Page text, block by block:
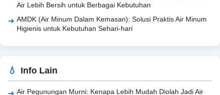
Air Lebih Bersih untuk Berbagai Kebutuhan
AMDK (Air Minum Dalam Kemasan): Solusi Praktis Air Minum
Higienis untuk Kebutuhan Sehari-hari
Info Lain
Air Pegunungan Murni: Kenapa Lebih Mudah Diolah Jadi Air